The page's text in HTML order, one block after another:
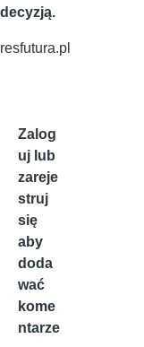
decyzją.
resfutura.pl
Zalog
uj lub
zareje
struj
się
aby
doda
wać
kome
ntarze